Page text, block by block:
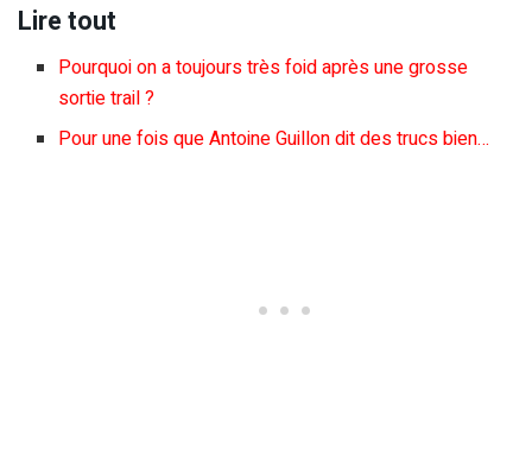
Lire tout
Pourquoi on a toujours très foid après une grosse
sortie trail ?
Pour une fois que Antoine Guillon dit des trucs bien…